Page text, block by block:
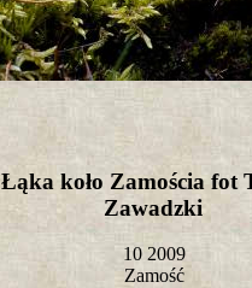
Łąka koło Zamościa fot
Zawadzki
10 2009
Zamość